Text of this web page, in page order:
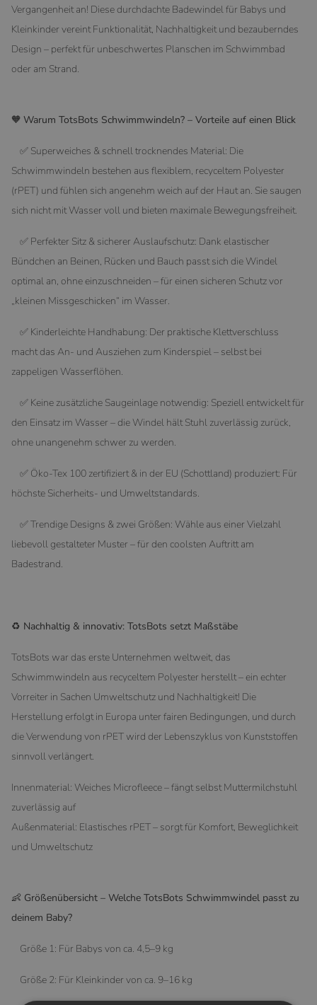
Vergangenheit an! Diese durchdachte Badewindel für Babys und
Kleinkinder vereint Funktionalität, Nachhaltigkeit und bezauberndes
Design – perfekt für unbeschwertes Planschen im Schwimmbad
oder am Strand.
🧡 Warum TotsBots Schwimmwindeln? – Vorteile auf einen Blick
✅ Superweiches & schnell trocknendes Material: Die
Schwimmwindeln bestehen aus flexiblem, recyceltem Polyester
(rPET) und fühlen sich angenehm weich auf der Haut an. Sie saugen
sich nicht mit Wasser voll und bieten maximale Bewegungsfreiheit.
✅ Perfekter Sitz & sicherer Auslaufschutz: Dank elastischer
Bündchen an Beinen, Rücken und Bauch passt sich die Windel
optimal an, ohne einzuschneiden – für einen sicheren Schutz vor
„kleinen Missgeschicken“ im Wasser.
✅ Kinderleichte Handhabung: Der praktische Klettverschluss
macht das An- und Ausziehen zum Kinderspiel – selbst bei
zappeligen Wasserflöhen.
✅ Keine zusätzliche Saugeinlage notwendig: Speziell entwickelt für
den Einsatz im Wasser – die Windel hält Stuhl zuverlässig zurück,
ohne unangenehm schwer zu werden.
✅ Öko-Tex 100 zertifiziert & in der EU (Schottland) produziert: Für
höchste Sicherheits- und Umweltstandards.
✅ Trendige Designs & zwei Größen: Wähle aus einer Vielzahl
liebevoll gestalteter Muster – für den coolsten Auftritt am
Badestrand.
♻️ Nachhaltig & innovativ: TotsBots setzt Maßstäbe
TotsBots war das erste Unternehmen weltweit, das
Schwimmwindeln aus recyceltem Polyester herstellt – ein echter
Vorreiter in Sachen Umweltschutz und Nachhaltigkeit! Die
Herstellung erfolgt in Europa unter fairen Bedingungen, und durch
die Verwendung von rPET wird der Lebenszyklus von Kunststoffen
sinnvoll verlängert.
Innenmaterial: Weiches Microfleece – fängt selbst Muttermilchstuhl
zuverlässig auf
Außenmaterial: Elastisches rPET – sorgt für Komfort, Beweglichkeit
und Umweltschutz
👶 Größenübersicht – Welche TotsBots Schwimmwindel passt zu
deinem Baby?
Größe 1: Für Babys von ca. 4,5–9 kg
Größe 2: Für Kleinkinder von ca. 9–16 kg